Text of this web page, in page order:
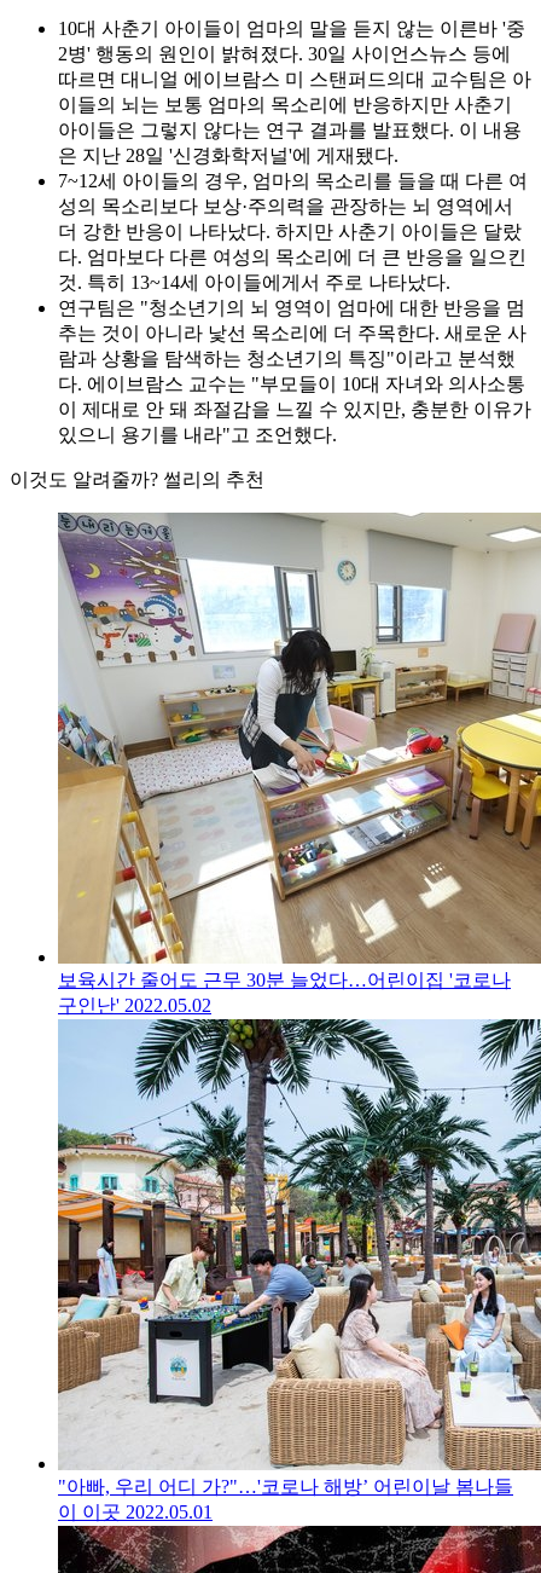
10대 사춘기 아이들이 엄마의 말을 듣지 않는 이른바 '중
2병' 행동의 원인이 밝혀졌다. 30일 사이언스뉴스 등에
따르면 대니얼 에이브람스 미 스탠퍼드의대 교수팀은 아
이들의 뇌는 보통 엄마의 목소리에 반응하지만 사춘기
아이들은 그렇지 않다는 연구 결과를 발표했다. 이 내용
은 지난 28일 '신경화학저널'에 게재됐다.
7~12세 아이들의 경우, 엄마의 목소리를 들을 때 다른 여
성의 목소리보다 보상·주의력을 관장하는 뇌 영역에서
더 강한 반응이 나타났다. 하지만 사춘기 아이들은 달랐
다. 엄마보다 다른 여성의 목소리에 더 큰 반응을 일으킨
것. 특히 13~14세 아이들에게서 주로 나타났다.
연구팀은 "청소년기의 뇌 영역이 엄마에 대한 반응을 멈
추는 것이 아니라 낯선 목소리에 더 주목한다. 새로운 사
람과 상황을 탐색하는 청소년기의 특징"이라고 분석했
다. 에이브람스 교수는 "부모들이 10대 자녀와 의사소통
이 제대로 안 돼 좌절감을 느낄 수 있지만, 충분한 이유가
있으니 용기를 내라"고 조언했다.
이것도 알려줄까? 썰리의 추천
보육시간 줄어도 근무 30분 늘었다…어린이집 '코로나
구인난' 2022.05.02
"아빠, 우리 어디 가?"…'코로나 해방’ 어린이날 봄나들
이 이곳 2022.05.01